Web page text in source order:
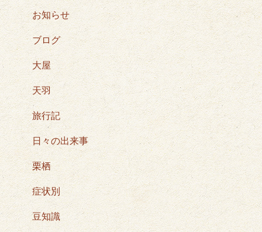
お知らせ
ブログ
大屋
天羽
旅行記
日々の出来事
栗栖
症状別
豆知識